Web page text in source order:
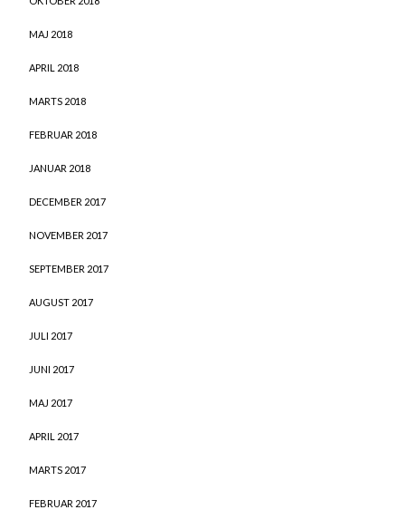
MAJ 2018
APRIL 2018
MARTS 2018
FEBRUAR 2018
JANUAR 2018
DECEMBER 2017
NOVEMBER 2017
SEPTEMBER 2017
AUGUST 2017
JULI 2017
JUNI 2017
MAJ 2017
APRIL 2017
MARTS 2017
FEBRUAR 2017